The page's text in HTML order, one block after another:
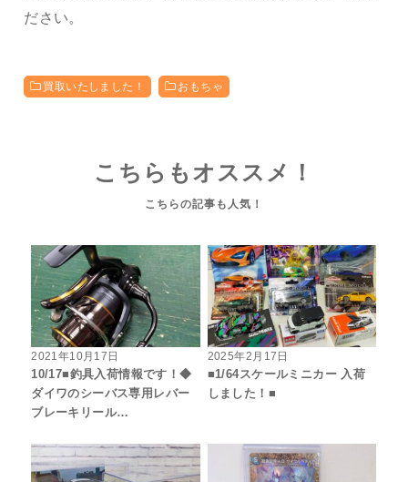
ださい。
買取いたしました！ おもちゃ
こちらもオススメ！
2021年10月17日
10/17■釣具入荷情報です！◆
ダイワのシーバス専用レバー
ブレーキリール…
2025年2月17日
■1/64スケールミニカー 入荷
しました！■